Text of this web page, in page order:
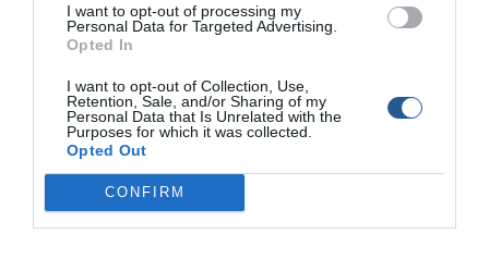
I want to opt-out of processing my
Personal Data for Targeted Advertising.
Opted In
I want to opt-out of Collection, Use,
Retention, Sale, and/or Sharing of my
Personal Data that Is Unrelated with the
Purposes for which it was collected.
Opted Out
CONFIRM
Τα επαγγελματικά πλοία αναψυχής υπολογίζονται ότι
είναι περίπου
Τα Ημερόπλοια υπολογίζονται ότι είναι περίπου 700
Tags